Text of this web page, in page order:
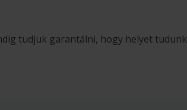
tudjuk garantálni, hogy helyet tudunk